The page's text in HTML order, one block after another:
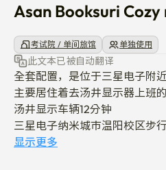
Asan Booksuri Cozy
考试院 / 单间旅馆 单独使用
此文本已被自动翻译
全套配置，是位于三星电子附
主要居住着去汤井显示器上班的
汤井显示车辆12分钟
三星电子纳米城市温阳校区步
温阳温泉车辆14分钟
显示更多